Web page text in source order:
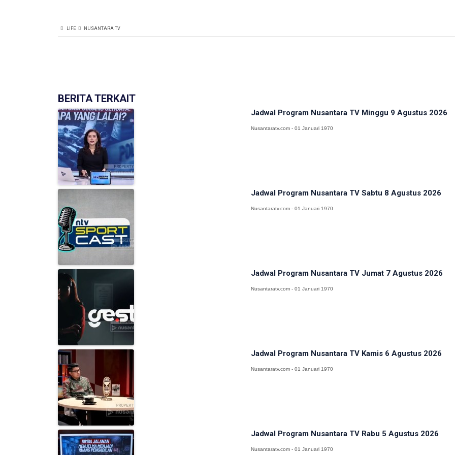
LIFE NUSANTARA TV
BERITA TERKAIT
Jadwal Program Nusantara TV Minggu 9 Agustus 2026
Nusantaratv.com - 01 Januari 1970
Jadwal Program Nusantara TV Sabtu 8 Agustus 2026
Nusantaratv.com - 01 Januari 1970
Jadwal Program Nusantara TV Jumat 7 Agustus 2026
Nusantaratv.com - 01 Januari 1970
Jadwal Program Nusantara TV Kamis 6 Agustus 2026
Nusantaratv.com - 01 Januari 1970
Jadwal Program Nusantara TV Rabu 5 Agustus 2026
Nusantaratv.com - 01 Januari 1970